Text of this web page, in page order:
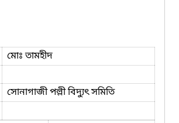
মোঃ তামহীদ
সোনাগাজী পল্লী বিদ্যুৎ সমিতি